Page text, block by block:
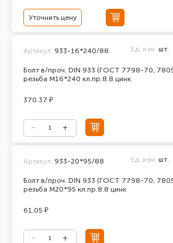
Уточнить цену
Болт в/проч. DIN 933 (ГОСТ 7798-70,
резьба М16*240 кл.пр.8.8 цинк
Артикул: 933-16*240/88 Ед. изм. шт.
370.37 ₽
Болт в/проч. DIN 933 (ГОСТ 7798-70,
резьба М20*95 кл.пр.8.8 цинк
Артикул: 933-20*95/88 Ед. изм. шт.
61.05 ₽